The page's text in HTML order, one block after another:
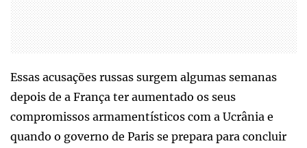
Essas acusações russas surgem algumas semanas
depois de a França ter aumentado os seus
compromissos armamentísticos com a Ucrânia e
quando o governo de Paris se prepara para concluir